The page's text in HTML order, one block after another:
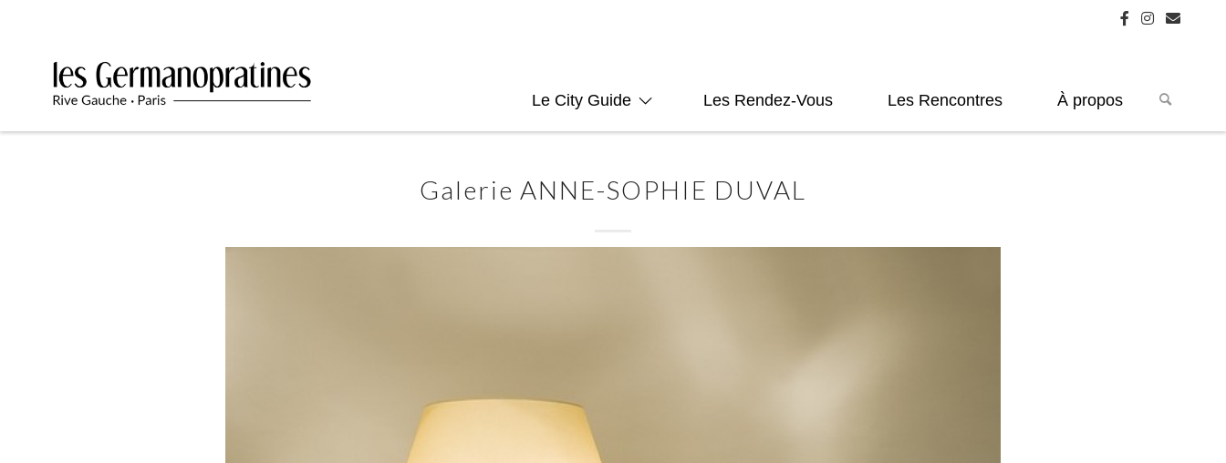
Le City Guide Les Rendez-Vous Les Rencontres À propos
Galerie ANNE-SOPHIE DUVAL